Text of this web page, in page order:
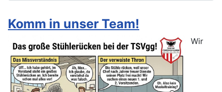
Komm in unser Team!
Wir